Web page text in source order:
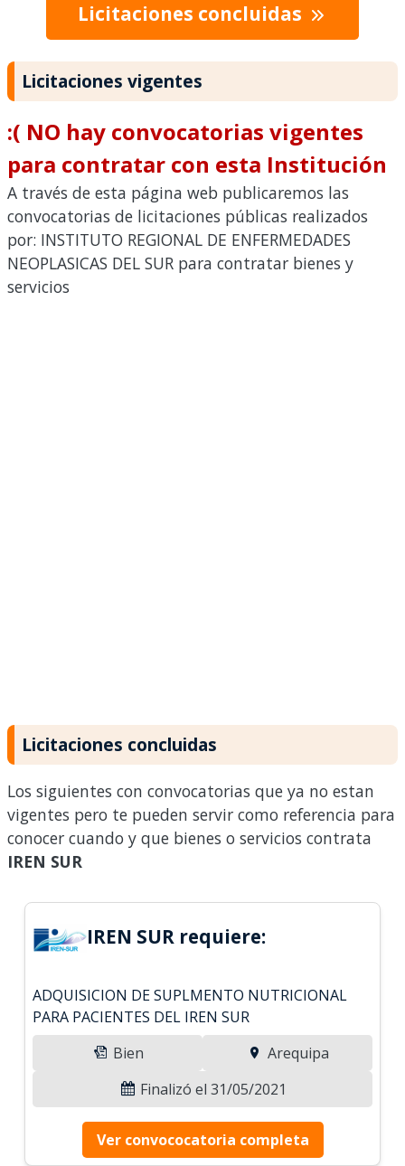
Licitaciones concluidas
Licitaciones vigentes
:( NO hay convocatorias vigentes
para contratar con esta Institución
A través de esta página web publicaremos las
convocatorias de licitaciones públicas realizados
por: INSTITUTO REGIONAL DE ENFERMEDADES
NEOPLASICAS DEL SUR para contratar bienes y
servicios
Licitaciones concluidas
Los siguientes con convocatorias que ya no estan
vigentes pero te pueden servir como referencia para
conocer cuando y que bienes o servicios contrata
IREN SUR
IREN SUR requiere:
ADQUISICION DE SUPLMENTO NUTRICIONAL
PARA PACIENTES DEL IREN SUR
Bien
Arequipa
Finalizó el 31/05/2021
Ver convococatoria completa